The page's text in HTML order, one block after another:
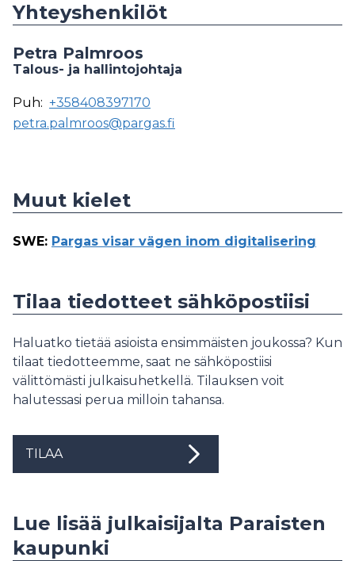
Yhteyshenkilöt
Petra Palmroos
Talous- ja hallintojohtaja
Puh: +358408397170
petra.palmroos@pargas.fi
Muut kielet
SWE: Pargas visar vägen inom digitalisering
Tilaa tiedotteet sähköpostiisi
Haluatko tietää asioista ensimmäisten joukossa? Kun
tilaat tiedotteemme, saat ne sähköpostiisi
välittömästi julkaisuhetkellä. Tilauksen voit
halutessasi perua milloin tahansa.
TILAA
Lue lisää julkaisijalta Paraisten
kaupunki